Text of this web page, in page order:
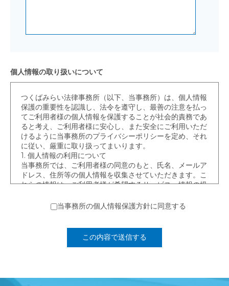
個人情報の取り扱いについて
つくばみらい法律事務所（以下、当事務所）は、個人情報
保護の重要性を認識し、法令を遵守し、最善の注意を払っ
てご利用者様の個人情報を保護することが社会的責務であ
ると考え、ご利用者様に安心し、また安全にご利用いただ
けるように当事務所のプライバシーポリシーを定め、それ
に従い、厳重に取り扱ってまいります。
1. 個人情報の利用について
当事務所では、ご利用者様の同意のもと、氏名、メールア
ドレス、住所等の個人情報を収集させていただきます。こ
れらの情報は、ご利用者様が希望するサービス、情報の提
向上させるために利用させていただきます。
報の利用は、その収集目的から逸脱しない範囲とします。
収集した個人情報は、同目的の範囲内で利用しており、ご
当事務所の個人情報保護方針に同意する